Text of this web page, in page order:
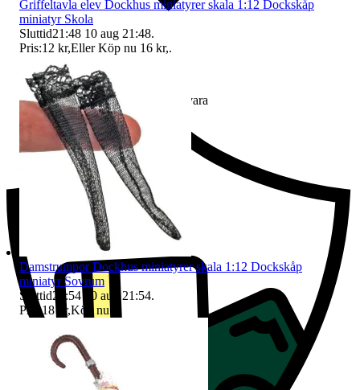
Ersättning om du inte får din vara
Griffeltavla elev Dockhus miniatyrer skala 1:12 Dockskåp
miniatyr Skola
Sluttid21:48 10 aug 21:48.
Pris:12 kr,Eller Köp nu 16 kr,.
Damstrumpor Dockhus miniatyrer skala 1:12 Dockskåp
miniatyr Sovrum
Sluttid21:54 10 aug 21:54.
Pris:18 kr,Köp nu.